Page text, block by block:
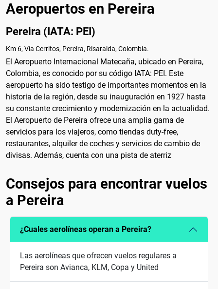
Aeropuertos en Pereira
Pereira (IATA: PEI)
Km 6, Vía Cerritos, Pereira, Risaralda, Colombia.
El Aeropuerto Internacional Matecaña, ubicado en Pereira,
Colombia, es conocido por su código IATA: PEI. Este
aeropuerto ha sido testigo de importantes momentos en la
historia de la región, desde su inauguración en 1927 hasta
su constante crecimiento y modernización en la actualidad.
El Aeropuerto de Pereira ofrece una amplia gama de
servicios para los viajeros, como tiendas duty-free,
restaurantes, alquiler de coches y servicios de cambio de
divisas. Además, cuenta con una pista de aterriz
Consejos para encontrar vuelos
a Pereira
¿Cuales aerolíneas operan a Pereira?
Las aerolíneas que ofrecen vuelos regulares a
Pereira son Avianca, KLM, Copa y United